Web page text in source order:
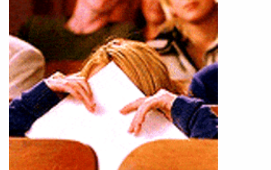
Desculpe!
Não encontramos nenhuma unidade
inFlux nesta cidade ou bairro que
você digitou.